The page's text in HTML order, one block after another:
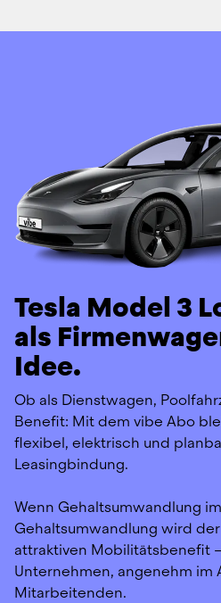
Tesla Model 3
als
Idee.
Ob als Dienstwagen,
Benefit: Mit dem vibe Abo
flexibel, elektrisch und
Leasingbindung.
Wenn Gehaltsumwandlung
Gehaltsumwandlung wird der
attraktiven Mobilitätsbenefit
Unternehmen, angenehm im
Mitarbeitenden.